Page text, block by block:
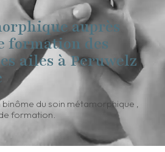
auprès
formation des
ailes à Peruwelz
du soin métamorphique ,
formation.